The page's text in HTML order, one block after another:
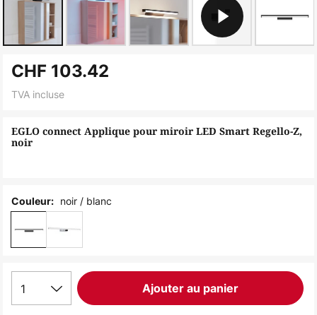
to
the
of
the
EGLO connect Applique pour miroir LED Smart Regello-Z,
noir
CHF 103.42
TVA incluse
Couleur: noir / blanc
1 Ajouter au panier